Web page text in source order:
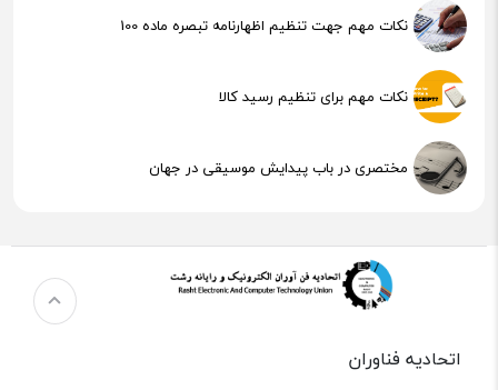
نکات مهم جهت تنظیم اظهارنامه تبصره ماده 100
نکات مهم برای تنظیم رسید کالا
مختصری در باب پیدایش موسیقی در جهان
اتحادیه فناوران